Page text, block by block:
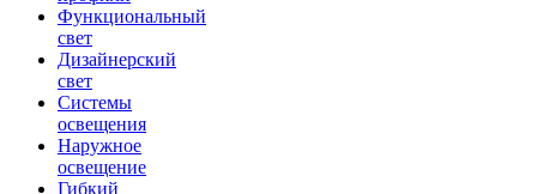
Функциональный
свет
Дизайнерский
свет
Системы
освещения
Наружное
освещение
Гибкий